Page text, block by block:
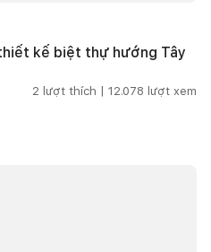
kế biệt thự hướng Tây
2 lượt thích | 12.078 lượt xem